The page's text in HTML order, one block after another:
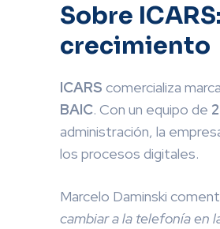
Sobre
crecimiento
ICARS comercializa
BAIC. Con un equipo de
administración, la
los procesos digitales.
Marcelo Daminski
cambiar a la telefonía en